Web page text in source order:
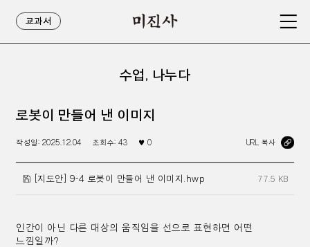
교과서
수업, 나누다
로봇이 만들어 낸 이미지
작성일: 2025.12.04 조회수:43 ♥ 0 URL 복사
[지도안] 9-4 로봇이 만들어 낸 이미지.hwp 77.5 KB
인간이 아닌 다른 대상의 움직임을 선으로 표현하면 어떤
느낌일까?